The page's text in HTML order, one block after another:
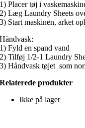
1) Placer tøj i
2) Læg Laundry Sheets
3) Start maskinen, arket
Håndvask:
1) Fyld en spand vand
2) Tilføj 1/2-1 Laundry
3) Håndvask tøjet som
Relaterede produkter
Ikke på lager